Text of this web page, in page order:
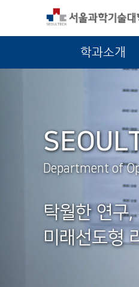
학과소개
Department of
탁월한 연구
미래선도형